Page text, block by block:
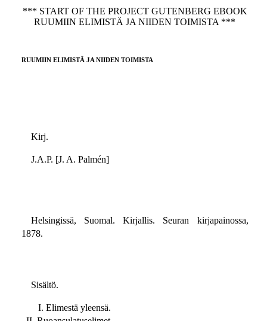
*** START OF THE PROJECT GUTENBERG EBOOK
RUUMIIN ELIMISTÄ JA NIIDEN TOIMISTA ***
RUUMIIN ELIMISTÄ JA NIIDEN TOIMISTA
Kirj.
J.A.P. [J. A. Palmén]
Helsingissä, Suomal. Kirjallis. Seuran kirjapainossa,
1878.
Sisältö.
I. Elimestä yleensä.